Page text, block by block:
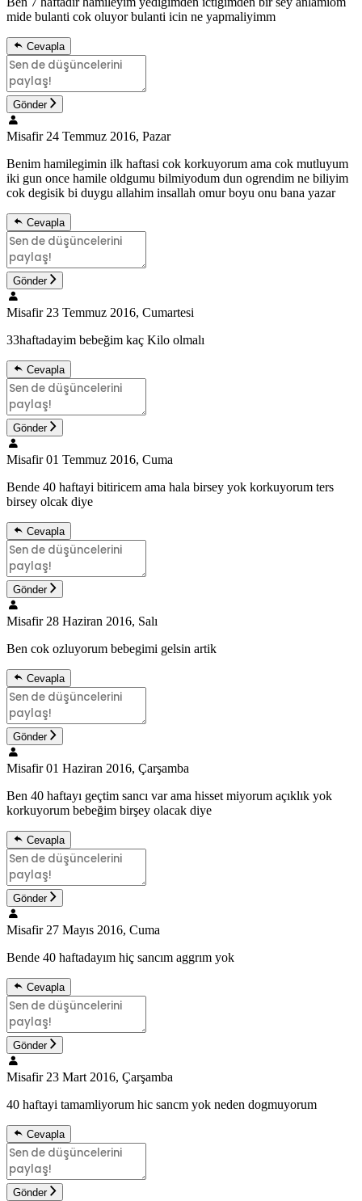
mide bulanti cok oluyor bulanti icin ne yapmaliyimm
Cevapla
Gönder
Misafir 24 Temmuz 2016, Pazar
Benim hamilegimin ilk haftasi cok korkuyorum ama cok mutluyum
iki gun once hamile oldgumu bilmiyodum dun ogrendim ne biliyim
cok degisik bi duygu allahim insallah omur boyu onu bana yazar
Cevapla
Gönder
Misafir 23 Temmuz 2016, Cumartesi
33haftadayim bebeğim kaç Kilo olmalı
Cevapla
Gönder
Misafir 01 Temmuz 2016, Cuma
Bende 40 haftayi bitiricem ama hala birsey yok korkuyorum ters
birsey olcak diye
Cevapla
Gönder
Misafir 28 Haziran 2016, Salı
Ben cok ozluyorum bebegimi gelsin artik
Cevapla
Gönder
Misafir 01 Haziran 2016, Çarşamba
Ben 40 haftayı geçtim sancı var ama hisset miyorum açıklık yok
korkuyorum bebeğim birşey olacak diye
Cevapla
Gönder
Misafir 27 Mayıs 2016, Cuma
Bende 40 haftadayım hiç sancım aggrım yok
Cevapla
Gönder
Misafir 23 Mart 2016, Çarşamba
40 haftayi tamamliyorum hic sancm yok neden dogmuyorum
Cevapla
Gönder